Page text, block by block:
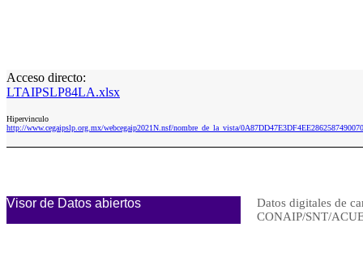
Acceso directo:
LTAIPSLP84LA.xlsx
Hipervinculo
http://www.cegaipslp.org.mx/webcegaip2021N.nsf/nombre_de_la_vista/
Visor de Datos abiertos
Datos digitales de
CONAIP/SNT/